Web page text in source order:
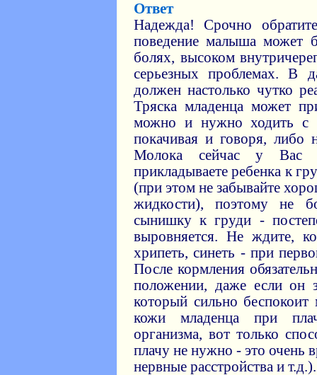
Ответ
Надежда! Срочно
поведение малыша может
болях, высоком
серьезных проблемах. В
должен настолько чутко
Тряска младенца может
можно и нужно ходить с
покачивая и говоря, либо
Молока сейчас у Вас
прикладываете ребенка к
(при этом не забывайте
жидкости), поэтому не
сынишку к груди -
выровняется. Не ждите,
хрипеть, синеть - при
После кормления
положении, даже если он
который сильно беспокоит
кожи младенца при
организма, вот только
плачу не нужно - это очень
нервные расстройства и т.д.).